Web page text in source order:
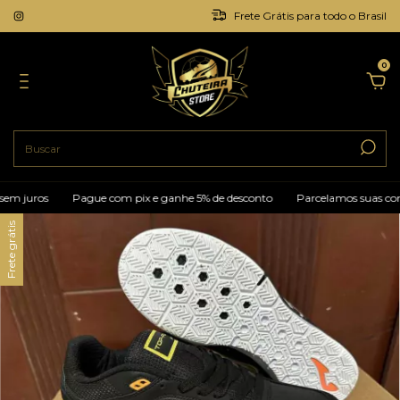
Frete Grátis para todo o Brasil
0
Pague com pix e ganhe 5% de desconto Parcelamos suas compras
Frete grátis